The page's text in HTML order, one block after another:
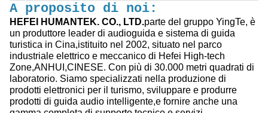
A proposito di noi:
HEFEI HUMANTEK. CO., LTD. parte del gruppo YingTe, è
un produttore leader di audioguida e sistema di guida
turistica in Cina,istituito nel 2002, situato nel parco
industriale elettrico e meccanico di Hefei High-tech
Zone,ANHUI,CINESE. Con più di 30.000 metri quadrati di
laboratorio. Siamo specializzati nella produzione di
prodotti elettronici per il turismo, sviluppare e produrre
prodotti di guida audio intelligente,e fornire anche una